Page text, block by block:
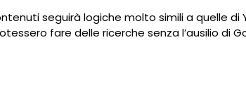
seguirà logiche molto simili a quelle di
fare delle ricerche senza l’ausilio di